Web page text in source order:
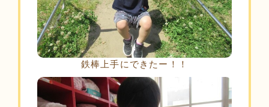
鉄棒上手にできたー！！